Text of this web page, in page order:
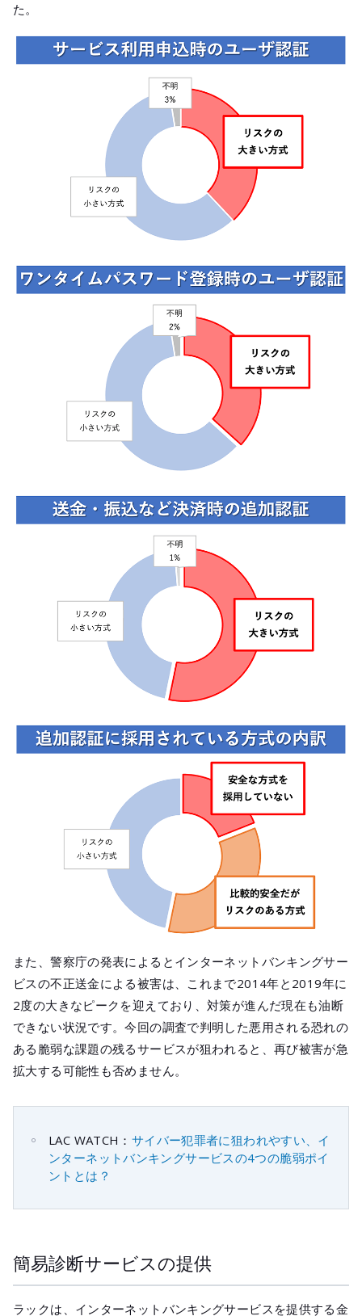
た。
また、警察庁の発表によるとインターネットバンキングサー
ビスの不正送金による被害は、これまで2014年と2019年に
2度の大きなピークを迎えており、対策が進んだ現在も油断
できない状況です。今回の調査で判明した悪用される恐れの
ある脆弱な課題の残るサービスが狙われると、再び被害が急
拡大する可能性も否めません。
LAC WATCH： サイバー犯罪者に狙われやすい、イ
ンターネットバンキングサービスの4つの脆弱ポイ
ントとは？
簡易診断サービスの提供
ラックは、インターネットバンキングサービスを提供する金